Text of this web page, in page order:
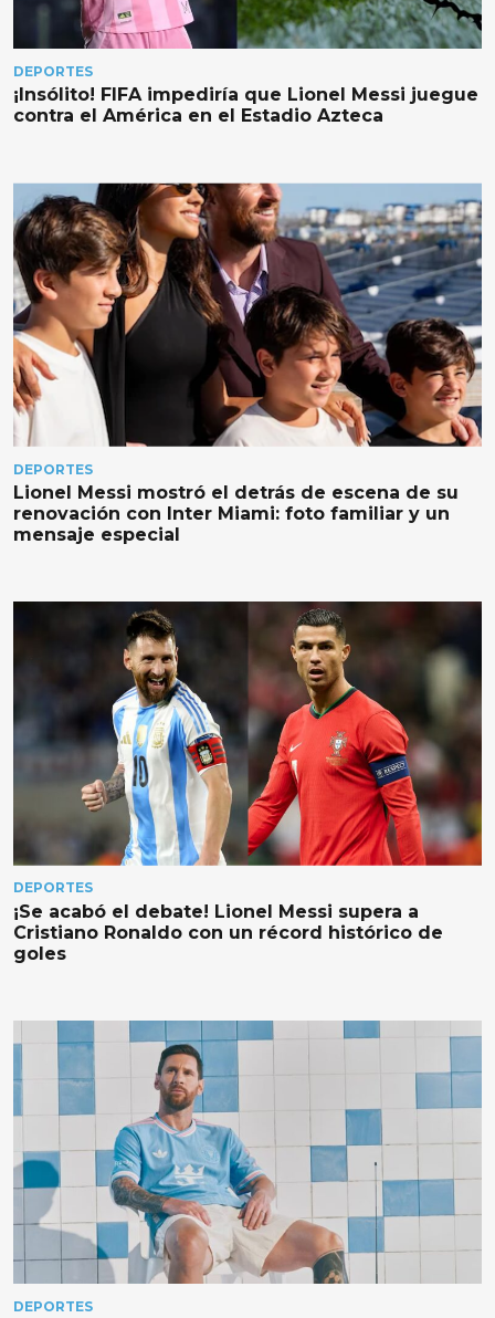
DEPORTES
¡Insólito! FIFA impediría que Lionel Messi juegue
contra el América en el Estadio Azteca
DEPORTES
Lionel Messi mostró el detrás de escena de su
renovación con Inter Miami: foto familiar y un
mensaje especial
DEPORTES
¡Se acabó el debate! Lionel Messi supera a
Cristiano Ronaldo con un récord histórico de
goles
DEPORTES